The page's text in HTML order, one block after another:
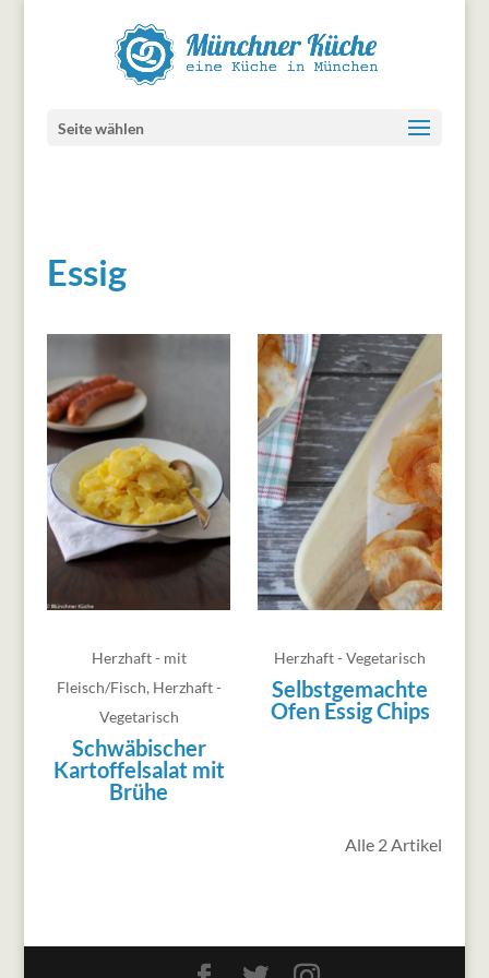
Seite wählen
Essig
Herzhaft - mit
Fleisch/Fisch, Herzhaft -
Vegetarisch
Schwäbischer
Kartoffelsalat mit
Brühe
Herzhaft - Vegetarisch
Selbstgemachte
Ofen Essig Chips
Alle 2 Artikel